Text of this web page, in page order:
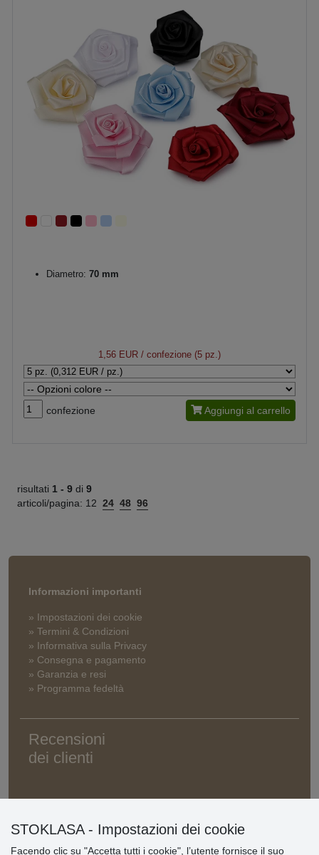
Diametro: 70 mm
1,56 EUR / confezione (5 pz.)
confezione Aggiungi al carrello
risultati 1 - 9 di 9
articoli/pagina: 12 24 48 96
Informazioni importanti
» Impostazioni dei cookie
» Termini & Condizioni
» Informativa sulla Privacy
» Consegna e pagamento
» Garanzia e resi
» Programma fedeltà
Recensioni
dei clienti
STOKLASA - Impostazioni dei cookie
Facendo clic su "Accetta tutti i cookie", l’utente fornisce il suo